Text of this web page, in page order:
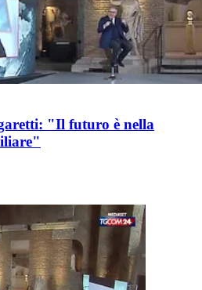
"Il futuro è nella